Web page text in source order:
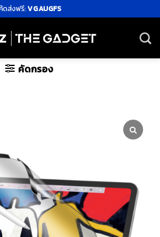
ดส่งฟรี:VGAUGFS
คัดกรอง